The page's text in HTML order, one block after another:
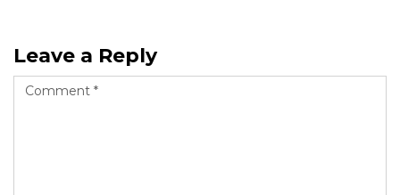
Leave a Reply